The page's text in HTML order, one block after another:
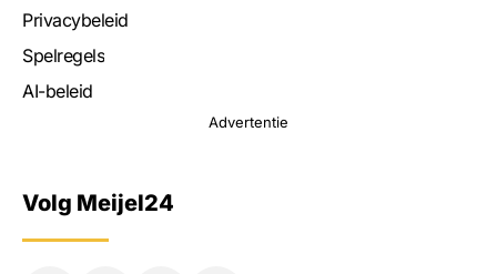
Privacybeleid
Spelregels
AI-beleid
Advertentie
Volg Meijel24